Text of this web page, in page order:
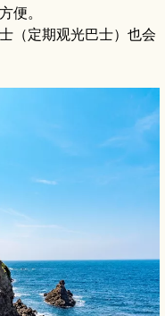
便。
（定期观光巴士）也会